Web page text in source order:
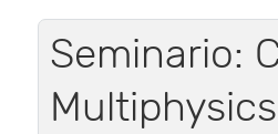
Seminario: